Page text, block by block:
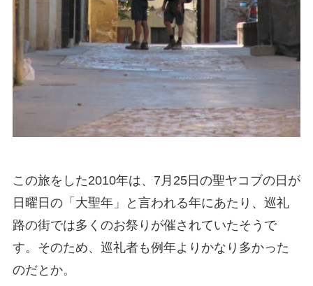
この旅をした2010年は、7月25日の聖ヤコブの日が
日曜日の「大聖年」と言われる年にあたり、巡礼
路の街では多くのお祭りが催されていたそうで
す。そのため、巡礼者も例年よりかなり多かった
のだとか。